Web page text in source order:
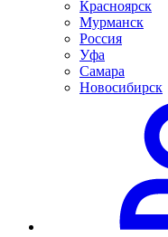
Красноярск
Мурманск
Россия
Уфа
Самара
Новосибирск